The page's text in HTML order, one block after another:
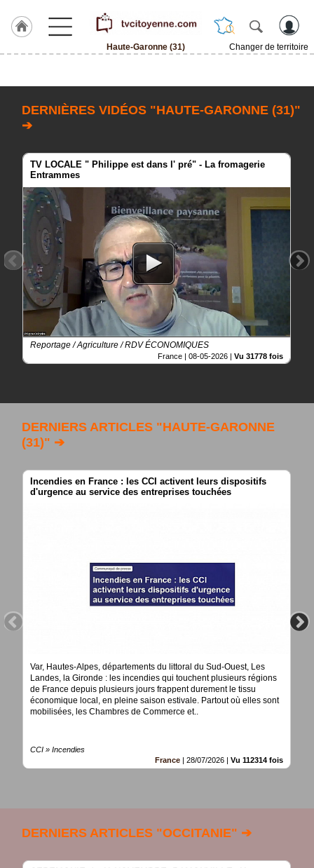
Haute-Garonne (31)
Changer de territoire
Garonne
Agenda
Gazette
Blogs
prémium
propos
DERNIÈRES VIDÉOS "HAUTE-GARONNE (31)"
➔
TV LOCALE " Philippe est dans l' pré" - La fromagerie
Entrammes
Reportage / Agriculture / RDV ÉCONOMIQUES
France | 08-05-2026 Vu 31778 fois
DERNIERS ARTICLES "HAUTE-GARONNE
(31)" ➔
Incendies en France : les CCI activent leurs dispositifs
d'urgence au service des entreprises touchées
Var, Hautes-Alpes, départements du littoral du Sud-Ouest, Les
Landes, la Gironde : les incendies qui touchent plusieurs régions
de France depuis plusieurs jours frappent durement le tissu
économique local, en pleine saison estivale. Partout où elles sont
mobilisées, les Chambres de Commerce et..
CCI » Incendies
France | 28/07/2026 | Vu 112314 fois
DERNIERS ARTICLES "OCCITANIE" ➔